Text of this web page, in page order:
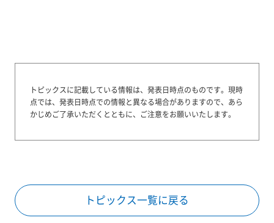
トピックスに記載している情報は、発表日時点のものです。 現時
点では、発表日時点での情報と異なる場合がありますので、あら
かじめご了承いただくとともに、ご注意をお願いいたします。
トピックス一覧に戻る